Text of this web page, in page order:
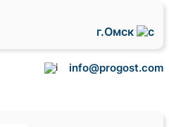
г.Омск
info@progost.com